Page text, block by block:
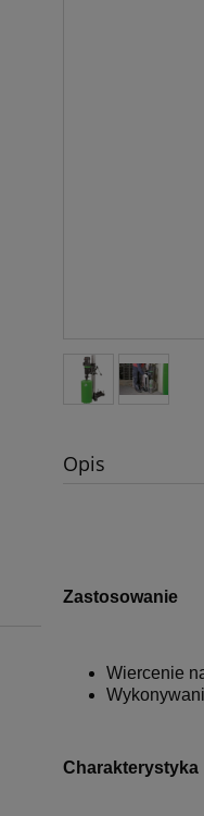
Opis
Zastosowanie
Wiercenie
Charakterystyka